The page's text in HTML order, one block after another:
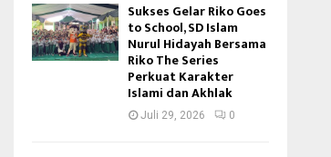
Sukses Gelar Riko Goes
to School, SD Islam
Nurul Hidayah Bersama
Riko The Series
Perkuat Karakter
Islami dan Akhlak
Juli 29, 2026 0